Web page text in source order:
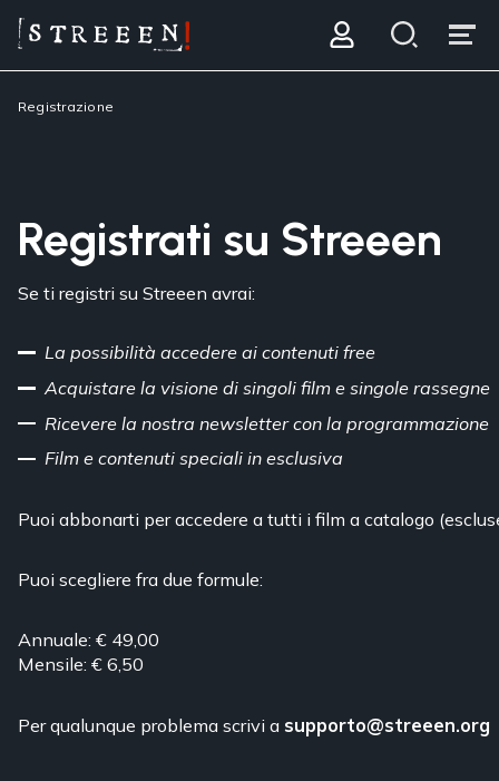
Registrazione
Registrati su Streeen
Se ti registri su Streeen avrai:
La possibilità accedere ai contenuti free
Acquistare la visione di singoli film e singole rassegne
Ricevere la nostra newsletter con la programmazione
Film e contenuti speciali in esclusiva
Puoi abbonarti per accedere a tutti i film a catalogo
Puoi scegliere fra due formule:
Annuale: € 49,00
Mensile: € 6,50
Per qualunque problema scrivi a supporto@streeen.org